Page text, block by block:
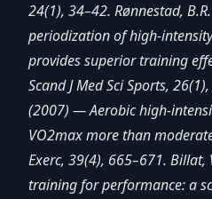
24(1), 34–42. Rønnestad,
periodization of high-
provides superior training
Scand J Med Sci Sports,
(2007) — Aerobic high-
VO2max more than
Exerc, 39(4), 665–671.
training for performance: a